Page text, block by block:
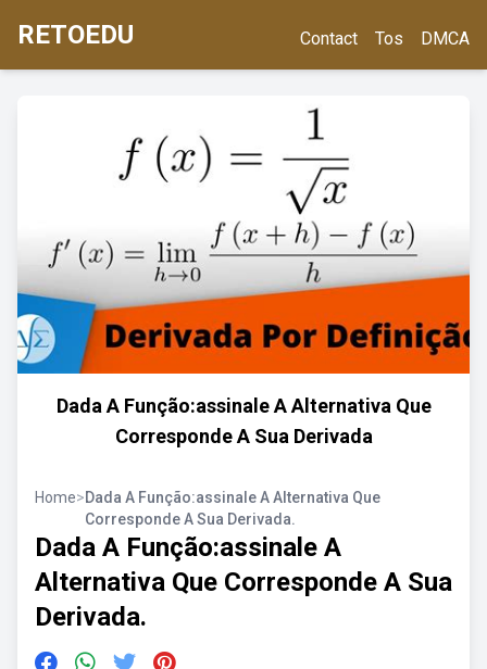
RETOEDU Contact Tos DMCA
Dada A Função:assinale A Alternativa Que
Corresponde A Sua Derivada
Home>Dada A Função:assinale A Alternativa Que
Corresponde A Sua Derivada.
Dada A Função:assinale A
Alternativa Que Corresponde A Sua
Derivada.